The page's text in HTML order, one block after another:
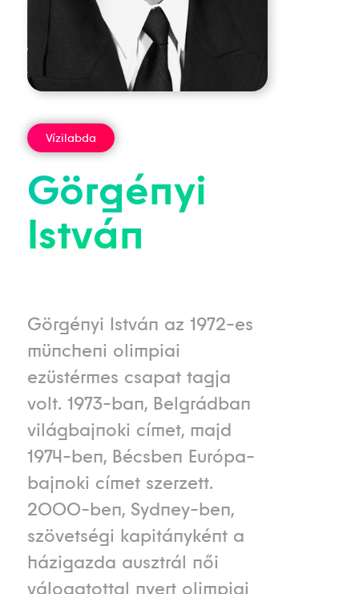
Vízilabda
Görgényi
István
Görgényi István az 1972-es
müncheni olimpiai
ezüstérmes csapat tagja
volt. 1973-ban, Belgrádban
világbajnoki címet, majd
1974-ben, Bécsben Európa-
bajnoki címet szerzett.
2000-ben, Sydney-ben,
szövetségi kapitányként a
házigazda ausztrál női
válogatottal nyert olimpiai